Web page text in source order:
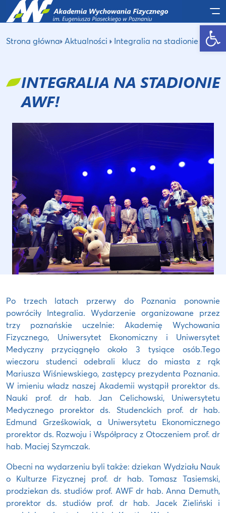
Otwórz pasek narzędzi
Strona główna Aktualności Integralia na stadionie AWF!
INTEGRALIA NA STADIONIE
AWF!
Po trzech latach przerwy do Poznania ponownie
powróciły Integralia. Wydarzenie organizowane przez
trzy poznańskie uczelnie: Akademię Wychowania
Fizycznego, Uniwersytet Ekonomiczny i Uniwersytet
Medyczny przyciągnęło około 3 tysiące osób.Tego
wieczoru studenci odebrali klucz do miasta z rąk
Mariusza Wiśniewskiego, zastępcy prezydenta Poznania.
W imieniu władz naszej Akademii wystąpił prorektor ds.
Nauki prof. dr hab. Jan Celichowski, Uniwersytetu
Medycznego prorektor ds. Studenckich prof. dr hab.
Edmund Grześkowiak, a Uniwersytetu Ekonomicznego
prorektor ds. Rozwoju i Współpracy z Otoczeniem prof. dr
hab. Maciej Szymczak.
Obecni na wydarzeniu byli także: dziekan Wydziału Nauk
o Kulturze Fizycznej prof. dr hab. Tomasz Tasiemski,
prodziekan ds. studiów prof. AWF dr hab. Anna Demuth,
prorektor ds. studiów prof. dr hab. Jacek Zieliński i